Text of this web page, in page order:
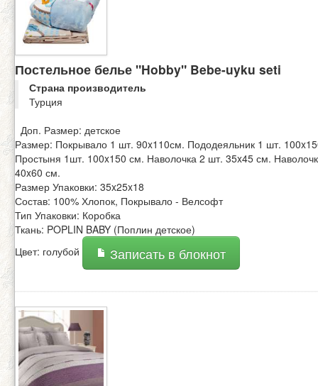
Постельное белье "Hobby" Bebe-uyku seti
Страна производитель
Турция
Доп. Размер: детское
Размер: Покрывало 1 шт. 90x110см. Пододеяльник 1 шт.
Простыня 1шт. 100x150 см. Наволочка 2 шт. 35x45 см.
40x60 см.
Размер Упаковки: 35x25x18
Состав: 100% Хлопок, Покрывало - Велсофт
Тип Упаковки: Коробка
Ткань: POPLIN BABY (Поплин детское)
Цвет: голубой
Записать в блокнот